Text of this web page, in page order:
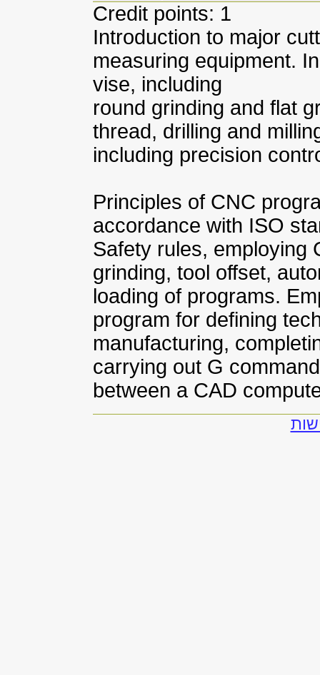
Credit points: 1
Introduction to major
measuring equipment.
vise, including
round grinding and flat
thread, drilling and
including precision
Principles of CNC
accordance with ISO
Safety rules, employing
grinding, tool offset,
loading of programs.
program for defining
manufacturing,
carrying out G
between a CAD